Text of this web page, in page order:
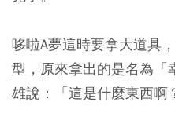
哆啦A夢這時要拿大道具
型，原來拿出的是名為「
雄說：「這是什麼東西啊